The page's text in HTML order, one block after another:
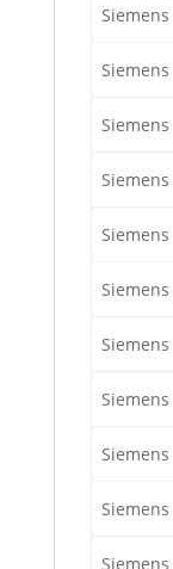
Siemens
Siemens
Siemens
Siemens
Siemens
Siemens
Siemens
Siemens
Siemens
Siemens
Siemens